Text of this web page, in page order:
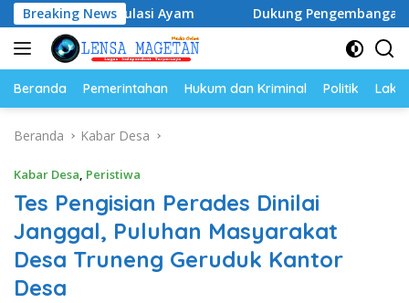
Langsung
ke
konten
Breaking News
Ayam Dukung Pengembangan Kampus
Beranda Pemerintahan Hukum dan Kriminal Politik
Beranda Kabar Desa
Kabar Desa, Peristiwa
Tes Pengisian Perades Dinilai
Janggal, Puluhan Masyarakat
Desa Truneng Geruduk Kantor
Desa